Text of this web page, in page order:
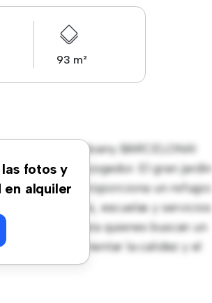
93 m²
fotos y
alquiler
Gervasi - Galvany BARCELONA!
espacioso y acogedor. El gran jardín
acogedor proporciona un refugio
a parques, escuelas y servicios
es ideal para quienes buscan un
para experimentar la calidez y el